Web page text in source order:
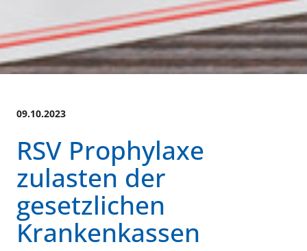
09.10.2023
RSV Prophylaxe
zulasten der
gesetzlichen
Krankenkassen